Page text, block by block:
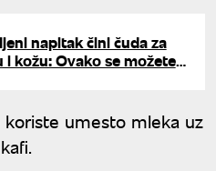
napitak čini čuda za
i kožu: Ovako se možete
umesto mleka uz